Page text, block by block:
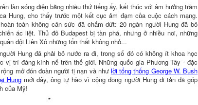
làn sóng điện bằng nhiều thứ tiếng ấy, kết thúc với âm hưởng trầm
Hung, cho thấy trước một kết cục ảm đạm của cuộc cách mạng.
toàn không cân sức đã chấm dứt: 20 ngàn người Hung đã bỏ
ác liệt. Thủ đô Budapest bị tàn phá, nhưng ở nhiều nơi, những
đội Liên Xô những tổn thất không nhỏ...
Hung đã phải bỏ nước ra đi, trong số đó có không ít khoa học
trí đáng kính nể trên thế giới. Những quốc gia Phương Tây - đặc
mở đón đoàn người tị nạn và nhưlời tổng thống George W. Bush
Hungmới đây, ông tự hào vì cộng đồng người Hung di tản đã góp
của Mỹ!
*